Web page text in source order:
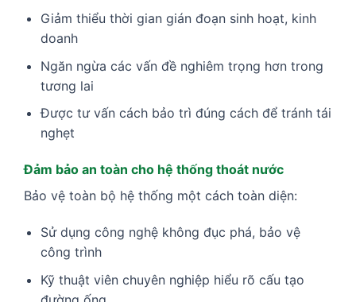
Giảm thiểu thời gian gián đoạn sinh hoạt, kinh
doanh
Ngăn ngừa các vấn đề nghiêm trọng hơn trong
tương lai
Được tư vấn cách bảo trì đúng cách để tránh tái
nghẹt
Đảm bảo an toàn cho hệ thống thoát nước
Bảo vệ toàn bộ hệ thống một cách toàn diện:
Sử dụng công nghệ không đục phá, bảo vệ
công trình
Kỹ thuật viên chuyên nghiệp hiểu rõ cấu tạo